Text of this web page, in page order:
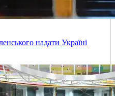
надати Україні